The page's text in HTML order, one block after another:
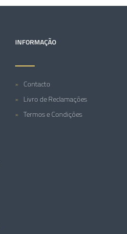
INFORMAÇÃO
Contacto
Livro de Reclamações
Termos e Condições